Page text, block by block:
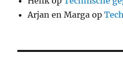
Arjan en Marga op